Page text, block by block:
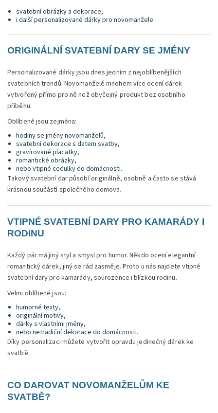
svatební obrázky a dekorace,
i další personalizované dárky pro novomanžele.
ORIGINÁLNÍ SVATEBNÍ DARY SE JMÉNY
Personalizované dárky jsou dnes jedním z nejoblíbenějších
svatebních trendů. Novomanželé mnohem více ocení dárek
vytvořený přímo pro ně než obyčejný produkt bez osobního
příběhu.
Oblíbené jsou zejména:
hodiny se jmény novomanželů,
svatební dekorace s datem svatby,
gravírované placatky,
romantické obrázky,
nebo vtipné cedulky do domácnosti.
Takový svatební dar působí originálně, osobně a často se stává
krásnou součástí společného domova.
VTIPNÉ SVATEBNÍ DARY PRO KAMARÁDY I
RODINU
Každý pár má jiný styl a smysl pro humor. Někdo ocení elegantní
romantický dárek, jiný se rád zasměje. Proto u nás najdete vtipné
svatební dary pro kamarády, sourozence i blízkou rodinu.
Velmi oblíbené jsou:
humorné texty,
originální motivy,
dárky s vlastními jmény,
nebo netradiční dekorace do domácnosti.
Díky personalizaci můžete vytvořit opravdu jedinečný dárek ke
svatbě.
CO DAROVAT NOVOMANŽELŮM KE
SVATBĚ?